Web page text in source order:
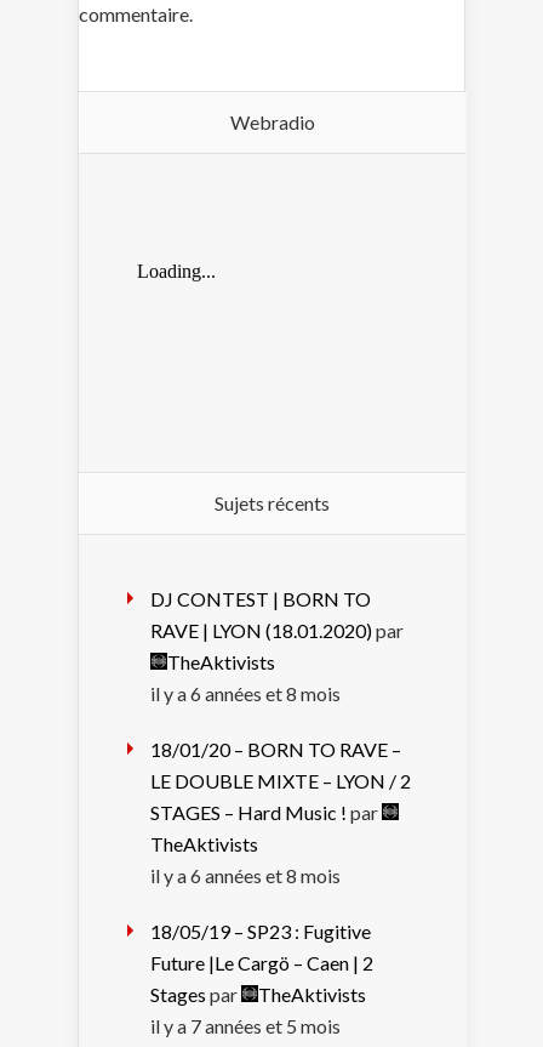
commentaire.
Webradio
Sujets récents
DJ CONTEST | BORN TO
RAVE | LYON (18.01.2020)par
TheAktivists
il y a 6 années et 8 mois
18/01/20 – BORN TO RAVE –
LE DOUBLE MIXTE – LYON / 2
STAGES – Hard Music ! par
TheAktivists
il y a 6 années et 8 mois
18/05/19 – SP23 : Fugitive
Future |Le Cargö – Caen | 2
Stages par
TheAktivists
il y a 7 années et 5 mois